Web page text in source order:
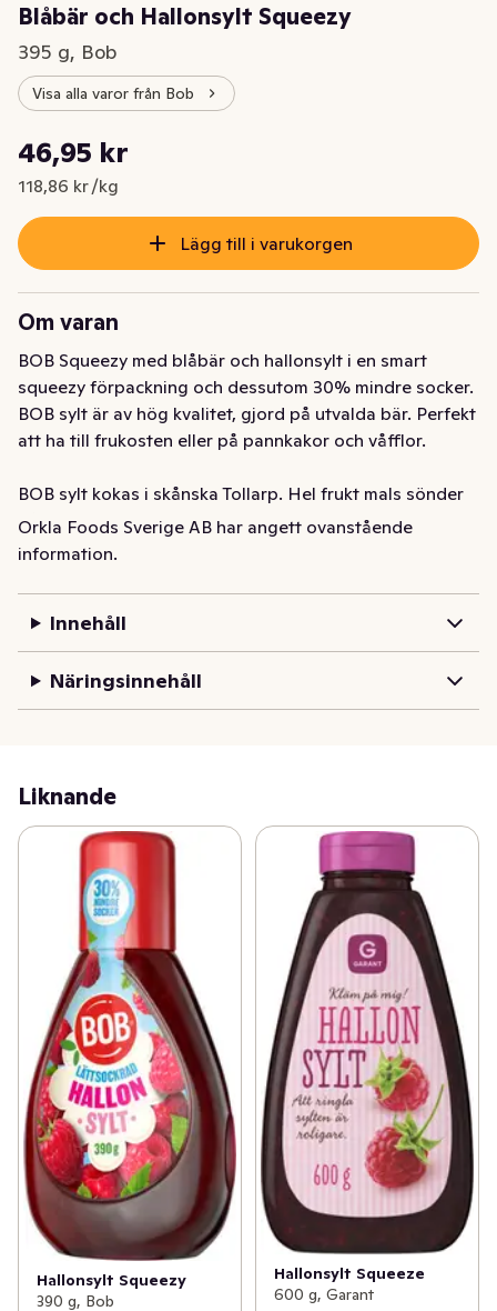
Blåbär och Hallonsylt Squeezy
395 g, Bob
Visa alla varor från Bob
Nuvarande pris är: 46,95 kr
46,95 kr
118,86 kr /kg
Styckpris: 118,86 kr /kg
Lägg till i varukorgen
Om varan
BOB Squeezy med blåbär och hallonsylt i en smart
squeezy förpackning och dessutom 30% mindre socker.
BOB sylt är av hög kvalitet, gjord på utvalda bär. Perfekt
att ha till frukosten eller på pannkakor och våfflor.
BOB sylt kokas i skånska Tollarp. Hel frukt mals sönder
på plats i fabriken och kokas därefter till en slät
konsistens som passar perfekt i klämflaskan.
att få med på picknicken och  minskar risk för kladd!
BOB sylt kokas i skånska Tollarp. Hel frukt mals sönder
på plats i fabriken och kokas därefter till en slät
Besök BOB.se för mer inspiration och massor av recept.
Orkla Foods Sverige AB har angett ovanstående
information.
Innehåll
Näringsinnehåll
Liknande
Hallonsylt Squeezy
390 g, Bob
Hallonsylt Squeeze
600 g, Garant